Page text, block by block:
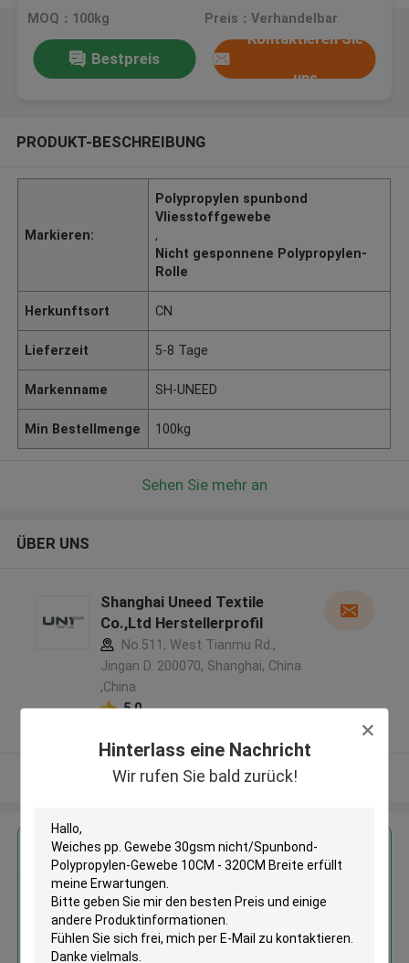
Hinterlass eine Nachricht
Wir rufen Sie bald zurück!
MOQ：100kg Preis：Verhandelbar
Bestpreis
Kontaktieren Sie
uns
PRODUKT-BESCHREIBUNG
Markieren:
Polypropylen spunbond
Vliesstoffgewebe
,
Nicht gesponnene Polypropylen-
Rolle
Herkunftsort CN
Lieferzeit 5-8 Tage
Markenname SH-UNEED
Min Bestellmenge 100kg
Sehen Sie mehr an
ÜBER UNS
Shanghai Uneed Textile
Co.,Ltd Herstellerprofil
No.511, West Tianmu Rd.,
Jingan D. 200070, Shanghai, China
,China
5.0
Sehen Sie mehr an
Erhalten Sie den besten Preis für
Weiches pp. Gewebe 30gsm
nicht/Spunbond-Polypropylen-
Gewebe 10CM - 320CM Breite